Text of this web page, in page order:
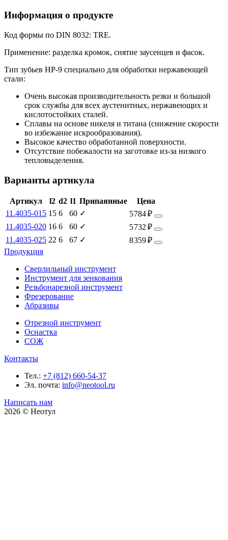
Информация о продукте
Код формы по DIN 8032: TRE.
Применение: разделка кромок, снятие заусенцев и фасок.
Тип зубьев HP-9 специально для обработки нержавеющей
стали:
Очень высокая производительность резки и большой
срок службы для всех аустенитных, нержавеющих и
кислотостойких сталей.
Сплавы на основе никеля и титана (снижение скорости
во избежание искрообразования).
Высокое качество обработанной поверхности.
Отсутствие побежалости на заготовке из-за низкого
тепловыделения.
Варианты артикула
Артикул l2 d2 l1 Припаянные
Цена
11.4035-015 15 6 60 ✓
5 784 ₽
11.4035-020 16 6 60 ✓
5 732 ₽
11.4035-025 22 6 67 ✓
8 359 ₽
Продукция
Сверлильный инструмент
Инструмент для зенкования
Резьбонарезной инструмент
Фрезерование
Абразивы
Отрезной инструмент
Оснастка
СОЖ
Контакты
Тел.: +7 (812) 660-54-37
Эл. почта: info@neotool.ru
Написать нам
2026 © Неотул